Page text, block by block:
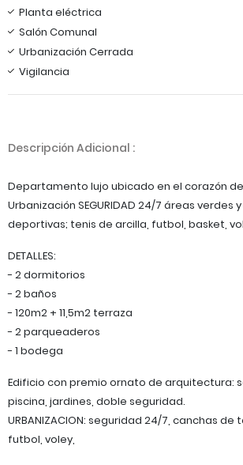
Planta eléctrica
Salón Comunal
Urbanización Cerrada
Vigilancia
Descripción Adicional :
Departamento lujo ubicado en el corazón
Urbanización SEGURIDAD 24/7 áreas verdes
deportivas; tenis de arcilla, futbol, basket,
DETALLES:
- 2 dormitorios
- 2 baños
- 120m2 + 11,5m2 terraza
- 2 parqueaderos
- 1 bodega
Edificio con premio ornato de arquitectura:
piscina, jardines, doble seguridad.
URBANIZACION: seguridad 24/7, canchas de
futbol, voley,